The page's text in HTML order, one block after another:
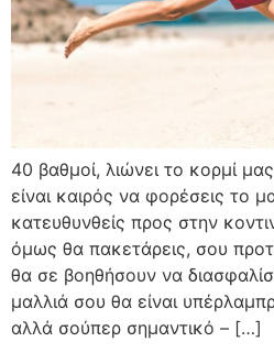
40 βαθμοί, λιώνει το κορμί
είναι καιρός να φορέσεις το
κατευθυνθείς προς στην
όμως θα πακετάρεις, σου
θα σε βοηθήσουν να
μαλλιά σου θα είναι
αλλά σούπερ σημαντικό – […]